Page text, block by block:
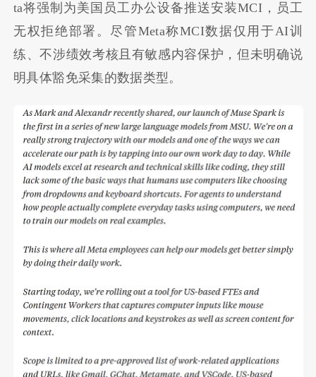
ta将强制为美国员工办公设备推送安装MCI，员工
无权拒绝部署。尽管Meta称MCI数据仅用于AI训
练、不涉绩效考核且有敏感内容保护，但未明确说
明具体豁免采集的数据类型。